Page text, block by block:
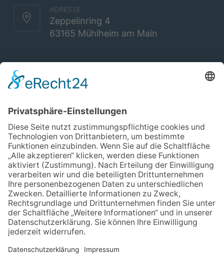
ADRESSE
Zeppelinring 4
63165 Mühlheim am Main
Social
Unverbindliches Erstgespräch
Termin auswählen